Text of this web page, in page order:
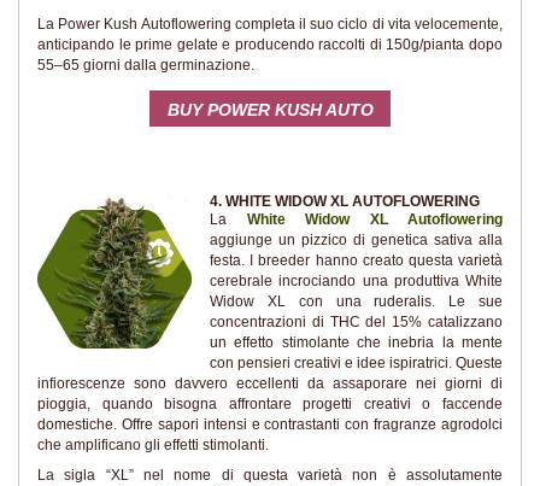
La Power Kush Autoflowering completa il suo ciclo di vita velocemente,
anticipando le prime gelate e producendo raccolti di 150g/pianta dopo
55–65 giorni dalla germinazione.
BUY POWER KUSH AUTO
4. WHITE WIDOW XL AUTOFLOWERING
La White Widow XL Autoflowering
aggiunge un pizzico di genetica sativa alla
festa. I breeder hanno creato questa varietà
cerebrale incrociando una produttiva White
Widow XL con una ruderalis. Le sue
concentrazioni di THC del 15% catalizzano
un effetto stimolante che inebria la mente
con pensieri creativi e idee ispiratrici. Queste
infiorescenze sono davvero eccellenti da assaporare nei giorni di
pioggia, quando bisogna affrontare progetti creativi o faccende
domestiche. Offre sapori intensi e contrastanti con fragranze agrodolci
che amplificano gli effetti stimolanti.
La sigla “XL” nel nome di questa varietà non è assolutamente